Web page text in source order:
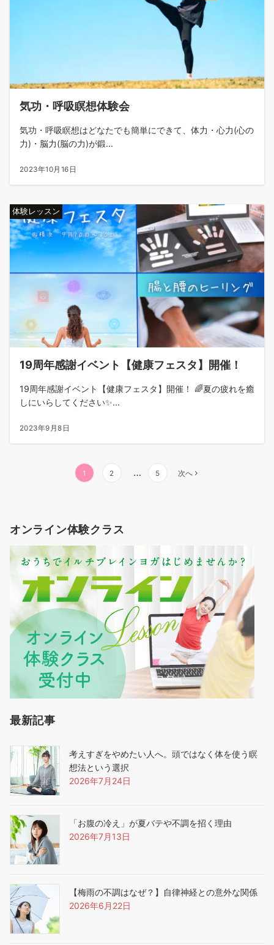
気功・呼吸瞑想体験会
気功・呼吸瞑想はどなたでも簡単にできて、体力・心力(心の
力)・脳力(脳の力)が鍛...
2023年10月16日
体験レッスン
19周年感謝イベント【健康フェスタ】開催！
19周年感謝イベント【健康フェスタ】開催！ 🌈夏の疲れを癒
しにいらしてください✨...
2023年9月8日
ー
ジ
送
1 2 … 5 次へ
オンライン体験クラス
最新記事
考えすぎをやめたい人へ。頭ではなく体を使う瞑
想法という選択
2026年7月24日
「お腹の冷え」が夏バテや不調を招く理由
2026年7月13日
【梅雨の不調はなぜ？】自律神経との意外な関係
2026年6月22日